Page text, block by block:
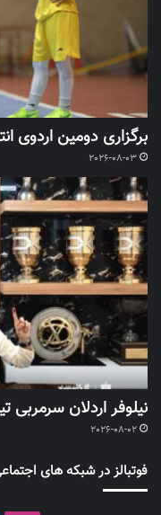
برگزاری دومین اردوی
2026-08-03
نیلوفر اردلان سرمربی
2026-08-02
فوتبالز در شبکه های